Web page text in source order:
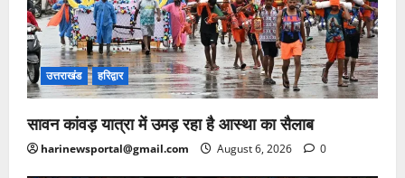
उत्तराखंड हरिद्वार
सावन कांवड़ यात्रा में उमड़ रहा है आस्था का सैलाब
harinewsportal@gmail.com August 6, 2026 0